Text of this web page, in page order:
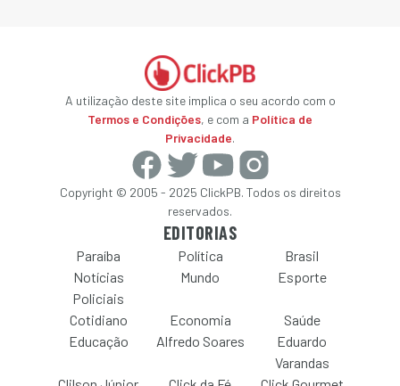
A utilização deste site implica o seu acordo com o
Termos e Condições, e com a Política de
Privacidade.
Copyright © 2005 - 2025 ClickPB. Todos os direitos
reservados.
EDITORIAS
Paraíba Política
Brasil
Notícias
Policiais
Mundo Esporte
Cotidiano Economia
Saúde
Educação
Alfredo Soares
Eduardo
Varandas